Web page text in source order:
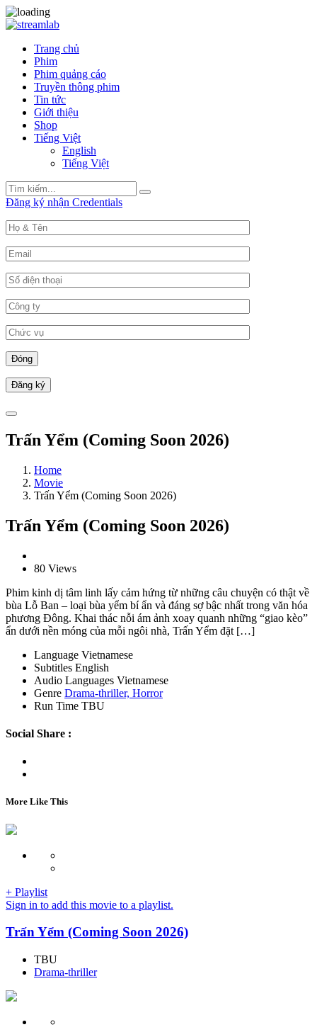
Trang chủ
Phim
Phim quảng cáo
Truyền thông phim
Tin tức
Giới thiệu
Shop
Tiếng Việt
English
Tiếng Việt
Search
for:
Search
Đăng ký nhận Credentials
Đóng
Trấn Yểm (Coming Soon 2026)
Home
Movie
Trấn Yểm (Coming Soon 2026)
Trấn Yểm (Coming Soon 2026)
80 Views
Phim kinh dị tâm linh lấy cảm hứng từ những câu chuyện có thật về
bùa Lỗ Ban – loại bùa yểm bí ẩn và đáng sợ bậc nhất trong văn hóa
phương Đông. Khai thác nỗi ám ảnh xoay quanh những “giao kèo”
ẩn dưới nền móng của mỗi ngôi nhà, Trấn Yểm đặt […]
Language Vietnamese
Subtitles English
Audio Languages Vietnamese
Genre Drama-thriller, Horror
Run Time TBU
Social Share :
More Like This
+ Playlist
Sign in to add this movie to a playlist.
Trấn Yểm (Coming Soon 2026)
TBU
Drama-thriller